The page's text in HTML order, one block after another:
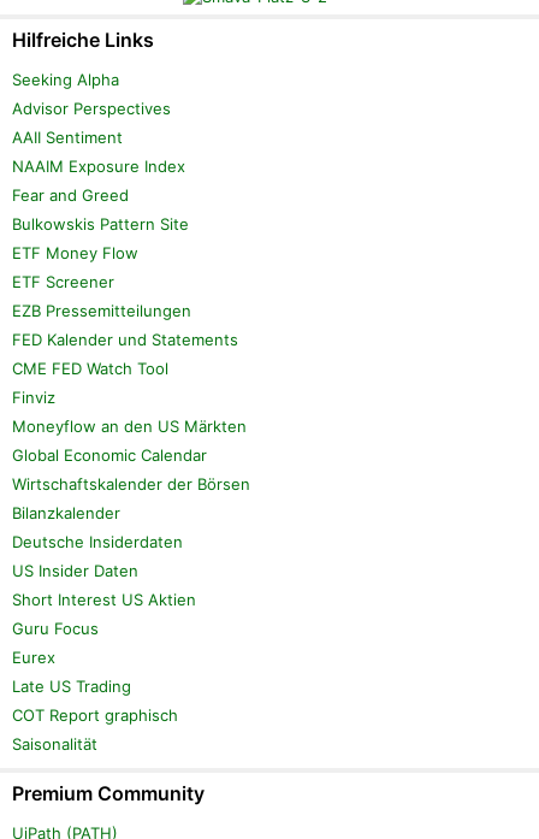
Hilfreiche Links
Seeking Alpha
Advisor Perspectives
AAII Sentiment
NAAIM Exposure Index
Fear and Greed
Bulkowskis Pattern Site
ETF Money Flow
ETF Screener
EZB Pressemitteilungen
FED Kalender und Statements
CME FED Watch Tool
Finviz
Moneyflow an den US Märkten
Global Economic Calendar
Wirtschaftskalender der Börsen
Bilanzkalender
Deutsche Insiderdaten
US Insider Daten
Short Interest US Aktien
Guru Focus
Eurex
Late US Trading
COT Report graphisch
Saisonalität
Premium Community
UiPath (PATH)